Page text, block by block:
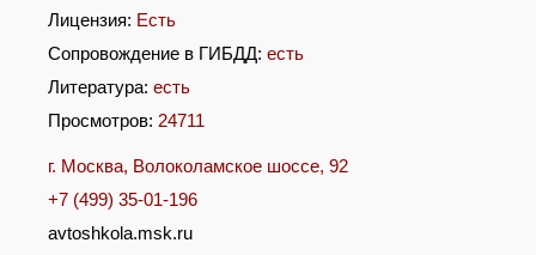
Лицензия: Есть
Сопровождение в ГИБДД: есть
Литература: есть
Просмотров: 24711
г. Москва, Волоколамское шоссе, 92
+7 (499) 35-01-196
avtoshkola.msk.ru